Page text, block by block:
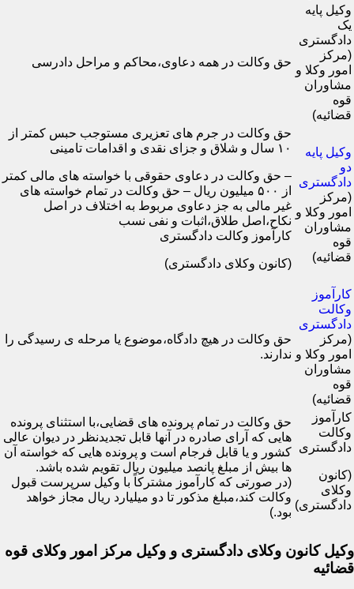
وکیل پایه
یک
دادگستری
(مرکز
امور وکلا و
مشاوران
قوه
قضائیه)
حق وکالت در همه دعاوی،محاکم و مراحل دادرسی
وکیل پایه
دو
دادگستری
(مرکز
امور وکلا و
مشاوران
قوه
قضائیه)
حق وکالت در جرم های تعزیری مستوجب حبس کمتر از
۱۰ سال و شلاق و جزای نقدی و اقدامات تامینی
– حق وکالت در دعاوی حقوقی با خواسته های مالی کمتر
از ۵۰۰ میلیون ریال – حق وکالت در تمام خواسته های
غیر مالی به جز دعاوی مربوط به اختلاف در اصل
نکاح،اصل طلاق،اثبات و نفی نسب
کارآموز وکالت دادگستری
(کانون وکلای دادگستری)
کارآموز
وکالت
دادگستری
(مرکز
امور وکلا و
مشاوران
قوه
قضائیه)
حق وکالت در هیچ دادگاه،موضوع یا مرحله ی رسیدگی را
ندارند.
کارآموز
وکالت
دادگستری
(کانون
وکلای
دادگستری)
حق وکالت در تمام پرونده های قضایی،با استثنای پرونده
هایی که آرای صادره در آنها قابل تجدیدنظر در دیوان عالی
کشور و یا قابل فرجام است و پرونده هایی که خواسته آن
ها بیش از مبلغ پانصد میلیون ریال تقویم شده باشد.
(در صورتی که کارآموز مشترکاً با وکیل سرپرست قبول
وکالت کند،مبلغ مذکور تا دو میلیارد ریال مجاز خواهد
بود.)
وکیل کانون وکلای دادگستری و وکیل مرکز امور وکلای قوه
قضائیه